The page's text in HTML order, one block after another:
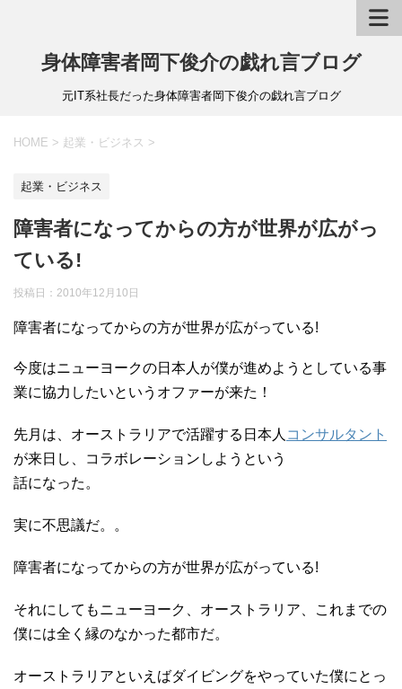
身体障害者岡下俊介の戯れ言ブログ
元IT系社長だった身体障害者岡下俊介の戯れ言ブログ
HOME > 起業・ビジネス >
起業・ビジネス
障害者になってからの方が世界が広がっ
ている!
投稿日： 2010年12月10日
障害者になってからの方が世界が広がっている!
今度はニューヨークの日本人が僕が進めようとしている事
業に協力したいというオファーが来た！
先月は、オーストラリアで活躍する日本人 コンサルタント
が来日し、コラボレーションしようという
話になった。
実に不思議だ。。
障害者になってからの方が世界が広がっている!
それにしてもニューヨーク、オーストラリア、これまでの
僕には全く縁のなかった都市だ。
オーストラリアといえばダイビングをやっていた僕にとっ